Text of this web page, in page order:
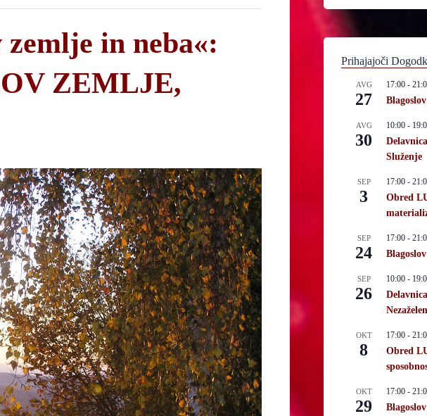
in neba«:
ZEMLJE,
Prihajajoči
AVG
27
17:00 -
AVG
30
10:00 -
Služenje
SEP
3
17:00 -
Obred
SEP
24
17:00 -
SEP
26
10:00 -
OKT
8
17:00 -
Obred
OKT
29
17:00 -